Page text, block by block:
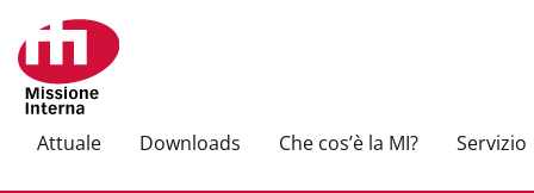
Attuale Downloads Che cos’è la MI? Servizio